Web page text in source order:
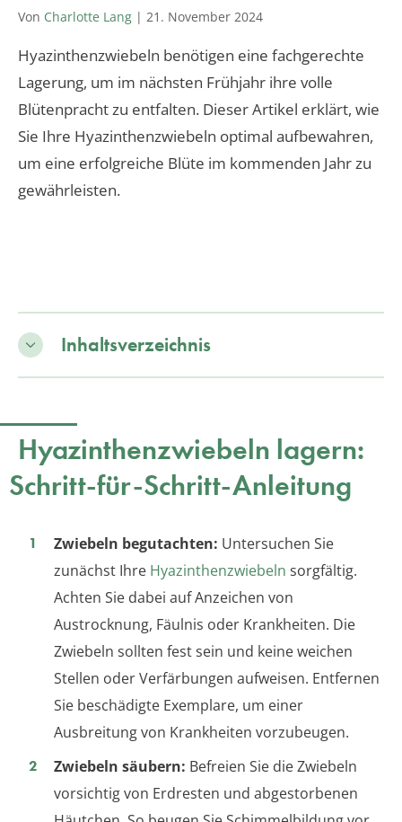
Von Charlotte Lang | 21. November 2024
Hyazinthenzwiebeln benötigen eine fachgerechte
Lagerung, um im nächsten Frühjahr ihre volle
Blütenpracht zu entfalten. Dieser Artikel erklärt, wie
Sie Ihre Hyazinthenzwiebeln optimal aufbewahren,
um eine erfolgreiche Blüte im kommenden Jahr zu
gewährleisten.
Inhaltsverzeichnis
Hyazinthenzwiebeln lagern:
Schritt-für-Schritt-Anleitung
Zwiebeln begutachten: Untersuchen Sie
zunächst Ihre Hyazinthenzwiebeln sorgfältig.
Achten Sie dabei auf Anzeichen von
Austrocknung, Fäulnis oder Krankheiten. Die
Zwiebeln sollten fest sein und keine weichen
Stellen oder Verfärbungen aufweisen. Entfernen
Sie beschädigte Exemplare, um einer
Ausbreitung von Krankheiten vorzubeugen.
Zwiebeln säubern: Befreien Sie die Zwiebeln
vorsichtig von Erdresten und abgestorbenen